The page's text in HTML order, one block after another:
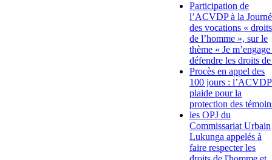
Participation de
l’ACVDP à la
des vocations « droits
de l’homme », sur le
thème « Je m’engage
défendre les droits
Procès en appel des
100 jours : l’ACVDP
plaide pour la
protection des
les OPJ du
Commissariat Urbain
Lukunga appelés à
faire respecter les